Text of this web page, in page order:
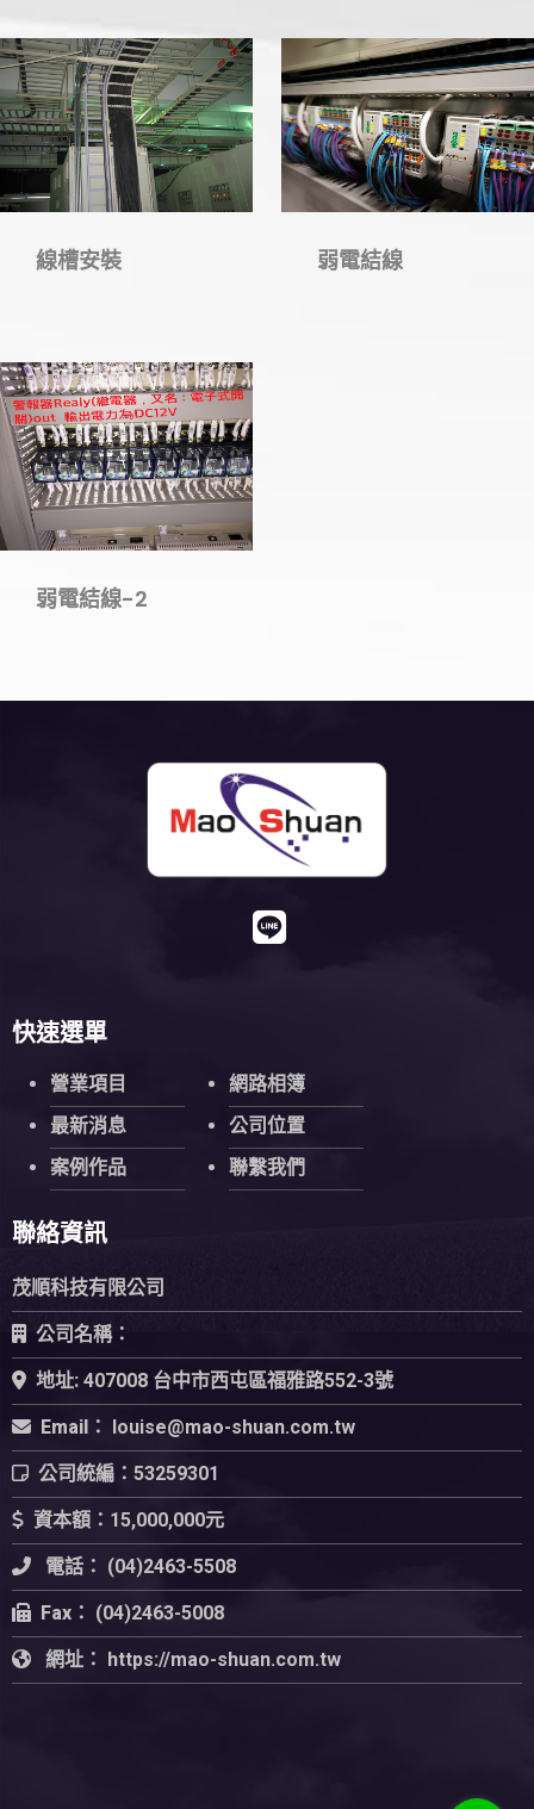
線槽安裝 弱電結線
弱電結線-2
快速選單
營業項目
最新消息
案例作品
網路相簿
公司位置
聯繫我們
聯絡資訊
茂順科技有限公司
公司名稱：
地址: 407008 台中市西屯區福雅路552-3號
Email：
公司統編： 53259301
資本額： 15,000,000元
電話： (04)2463-5508
Fax： (04)2463-5008
網址： https://mao-shuan.com.tw